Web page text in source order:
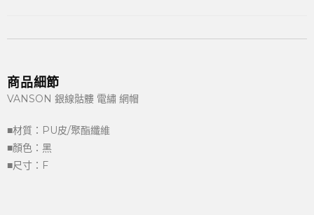
商品細節
VANSON 銀線骷髏 電繡 網帽
■材質：PU皮/聚酯纖維
■顏色：黑
■尺寸：F